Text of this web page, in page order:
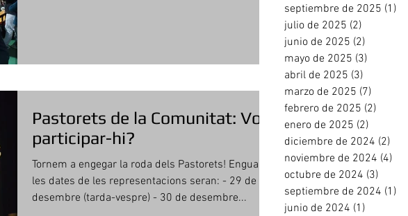
Pastorets de la Comunitat: Vols
participar-hi?
Tornem a engegar la roda dels Pastorets! Enguany
les dates de les representacions seran: - 29 de
desembre (tarda-vespre) - 30 de desembre...
septiembre de 2025 (1)
julio de 2025 (2)
junio de 2025 (2)
mayo de 2025 (3)
abril de 2025 (3)
marzo de 2025 (7)
febrero de 2025 (2)
enero de 2025 (2)
diciembre de 2024 (2)
noviembre de 2024 (4)
octubre de 2024 (3)
septiembre de 2024 (1)
junio de 2024 (1)